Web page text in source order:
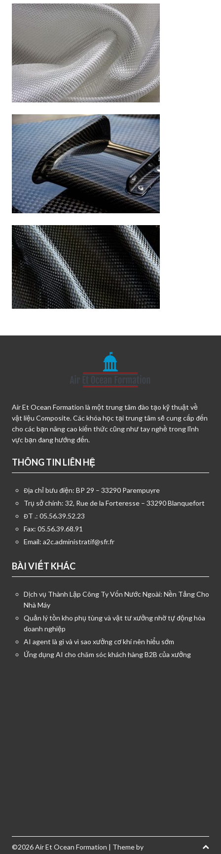
Air Et Ocean Formation là một trung tâm đào tạo kỹ thuật về
vật liệu Composite. Các khóa học tại trung tâm sẽ cung cấp đến
cho các bạn nâng cao kiến thức cũng như tay nghề trong lĩnh
vực bạn đang hướng đến.
THÔNG TIN LIÊN HỆ
Địa chỉ bưu điện: BP 29 – 33290 Parempuyre
Trụ sở chính: 32, Rue de la Forteresse – 33290 Blanquefort
ĐT .: 05.56.39.52.23
Fax: 05.56.39.68.91
Email: a2c.administratif@sfr.fr
BÀI VIẾT KHÁC
Dịch vụ Thành Lập Công Ty Vốn Nước Ngoài: Nền Tảng Cho
Nhà Máy
Quản lý tồn kho phụ tùng và vật tư xưởng nhờ tự động hóa
doanh nghiệp
AI agent là gì và vì sao xưởng cơ khí nên hiểu sớm
Ứng dụng AI cho chăm sóc khách hàng B2B của xưởng
©2026 Air Et Ocean Formation | Theme by